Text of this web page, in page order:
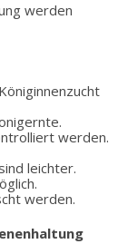
werden
werden.
leichter.
werden.